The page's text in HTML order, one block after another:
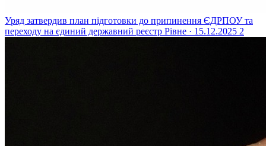
Уряд затвердив план підготовки до припинення ЄДРПОУ та
переходу на єдиний державний реєстр Рівне · 15.12.2025 2